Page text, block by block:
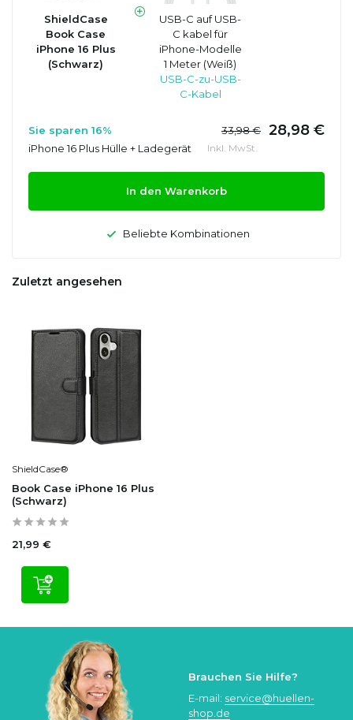
ShieldCase
Book Case
iPhone 16 Plus
(Schwarz)
USB-C auf USB-
C kabel für
iPhone-Modelle
1 Meter (Weiß)
USB-C-zu-USB-
C-Kabel
Sie sparen 16% 33,98 € 28,98 €
iPhone 16 Plus Hülle + Ladegerät Inkl. MwSt.
In den Warenkorb
Beliebte Kombinationen
Zuletzt angesehen
ShieldCase®
Book Case iPhone 16 Plus
(Schwarz)
21,99 €
Brauchen Sie Hilfe?
E-mail: service@huellen-
shop.de